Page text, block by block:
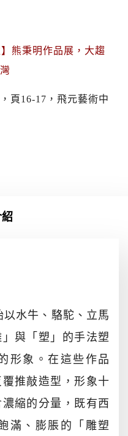
熊秉明作品展，大趨
頁16-17，飛元藝術中
水牛、駱駝、立馬
與「塑」的手法塑
形象。在這些作品
推敲造型，形象十
縮的分量，既有西
滿、膨脹的「雕塑